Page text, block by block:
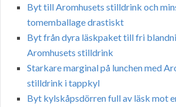
Byt till Aromhusets stilldrink och
tomemballage drastiskt
Byt från dyra läskpaket till fri
Aromhusets stilldrink
Starkare marginal på lunchen med
stilldrink i tappkyl
Byt kylskåpsdörren full av läsk mot